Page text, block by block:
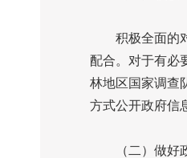
积极全面的对
配合。对于有必
林地区国家调查
方式公开政府信
（二）做好政